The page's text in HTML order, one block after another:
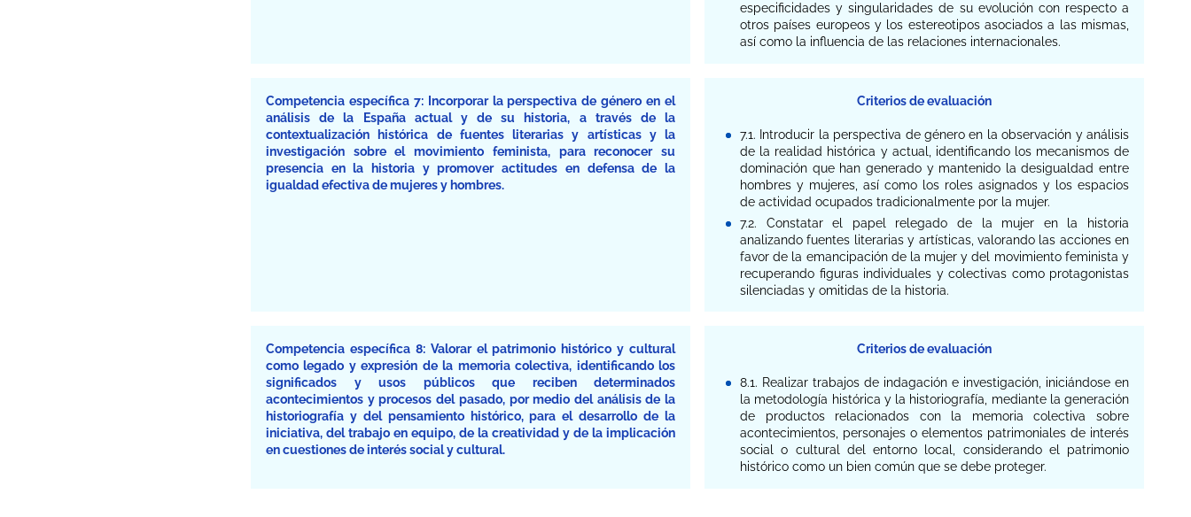
especificidades y singularidades de su evolución con respecto a
otros países europeos y los estereotipos asociados a las mismas,
así como la influencia de las relaciones internacionales.
Competencia específica 7: Incorporar la perspectiva de género en el
análisis de la España actual y de su historia, a través de la
contextualización histórica de fuentes literarias y artísticas y la
investigación sobre el movimiento feminista, para reconocer su
presencia en la historia y promover actitudes en defensa de la
igualdad efectiva de mujeres y hombres.
Criterios de evaluación
7.1. Introducir la perspectiva de género en la observación y análisis
de la realidad histórica y actual, identificando los mecanismos de
dominación que han generado y mantenido la desigualdad entre
hombres y mujeres, así como los roles asignados y los espacios
de actividad ocupados tradicionalmente por la mujer.
7.2. Constatar el papel relegado de la mujer en la historia
analizando fuentes literarias y artísticas, valorando las acciones en
favor de la emancipación de la mujer y del movimiento feminista y
recuperando figuras individuales y colectivas como protagonistas
silenciadas y omitidas de la historia.
Competencia específica 8: Valorar el patrimonio histórico y cultural
como legado y expresión de la memoria colectiva, identificando los
significados y usos públicos que reciben determinados
acontecimientos y procesos del pasado, por medio del análisis de la
historiografía y del pensamiento histórico, para el desarrollo de la
iniciativa, del trabajo en equipo, de la creatividad y de la implicación
en cuestiones de interés social y cultural.
Criterios de evaluación
8.1. Realizar trabajos de indagación e investigación, iniciándose en
la metodología histórica y la historiografía, mediante la generación
de productos relacionados con la memoria colectiva sobre
acontecimientos, personajes o elementos patrimoniales de interés
social o cultural del entorno local, considerando el patrimonio
histórico como un bien común que se debe proteger.